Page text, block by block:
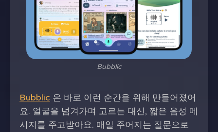
Bubblic
Bubblic 은 바로 이런 순간을 위해 만들어졌어
요. 얼굴을 넘겨가며 고르는 대신, 짧은 음성 메
시지를 주고받아요. 매일 주어지는 질문으로